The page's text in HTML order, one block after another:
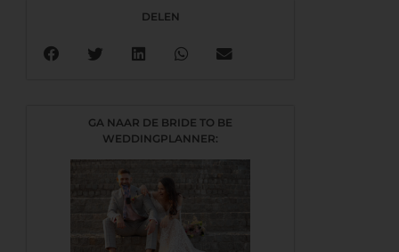
DELEN
GA NAAR DE BRIDE TO BE
WEDDINGPLANNER: